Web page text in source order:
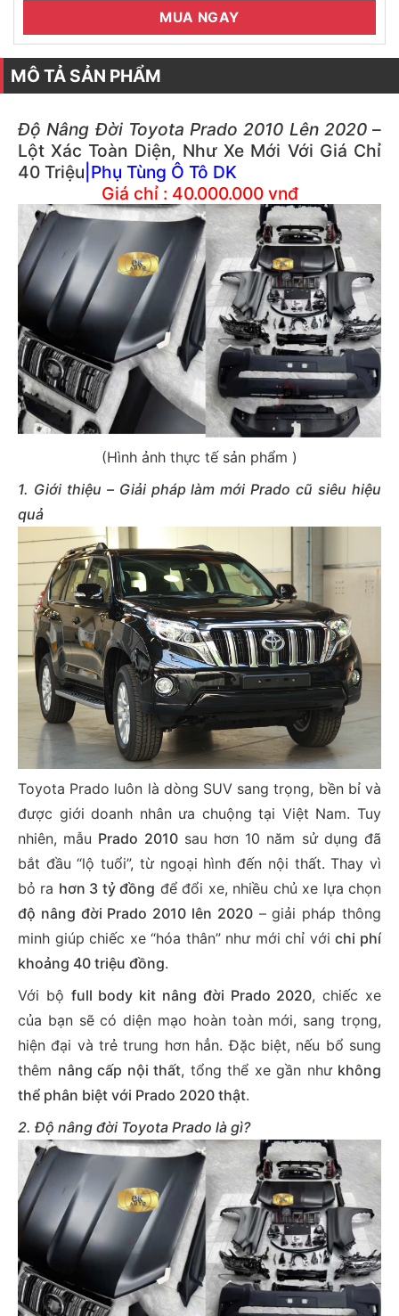
MUA NGAY
MÔ TẢ SẢN PHẨM
Độ Nâng Đời Toyota Prado 2010 Lên 2020–
Lột Xác Toàn Diện, Như Xe Mới Với Giá Chỉ
40 Triệu Phụ Tùng Ô Tô DK
Giá chỉ : 40.000.000 vnđ
(Hình ảnh thực tế sản phẩm )
1. Giới thiệu – Giải pháp làm mới Prado cũ siêu hiệu
quả
Toyota Prado luôn là dòng SUV sang trọng, bền bỉ và
được giới doanh nhân ưa chuộng tại Việt Nam. Tuy
nhiên, mẫu Prado 2010sau hơn 10 năm sử dụng đã
bắt đầu “lộ tuổi”, từ ngoại hình đến nội thất. Thay vì
bỏ ra hơn 3 tỷ đồng để đổi xe, nhiều chủ xe lựa chọn
độ nâng đời Prado 2010 lên 2020– giải pháp thông
minh giúp chiếc xe “hóa thân” như mới chỉ vớichi phí
khoảng 40 triệu đồng.
Với bộ full body kit nâng đời Prado 2020, chiếc xe
của bạn sẽ có diện mạo hoàn toàn mới, sang trọng,
hiện đại và trẻ trung hơn hẳn. Đặc biệt, nếu bổ sung
thêm nâng cấp nội thất, tổng thể xe gần như không
thể phân biệt với Prado 2020 thật.
2. Độ nâng đời Toyota Prado là gì?